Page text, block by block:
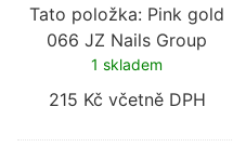
Tato položka: Pink gold
066 JZ Nails Group
1 skladem
215 Kč včetně DPH